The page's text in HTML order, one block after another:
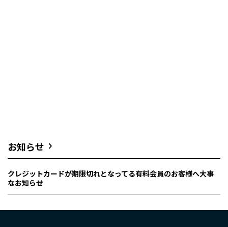
お知らせ
クレジットカードが期限切れとなってる有料会員のお客様へ大事
なお知らせ